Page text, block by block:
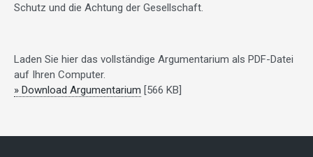
Schutz und die Achtung der Gesellschaft.
Laden Sie hier das vollständige Argumentarium als PDF-Datei
auf Ihren Computer.
» Download Argumentarium [566 KB]